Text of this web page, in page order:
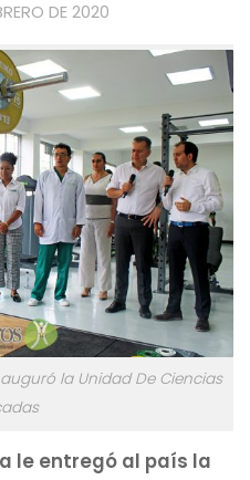
DE 2020
la Unidad De Ciencias
le entregó al país la